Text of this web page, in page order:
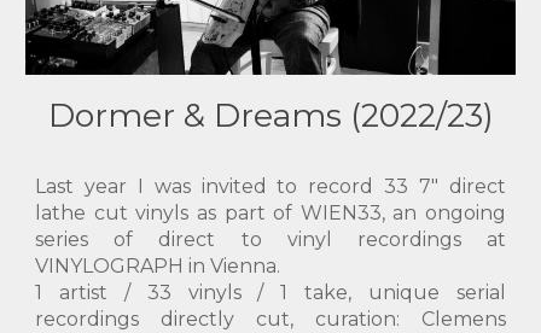
Dormer & Dreams (2022/23)
Last year I was invited to record 33 7" direct
lathe cut vinyls as part of WIEN33, an ongoing
series of direct to vinyl recordings at
VINYLOGRAPH in Vienna.
1 artist / 33 vinyls / 1 take, unique serial
recordings directly cut,
curation: Clemens